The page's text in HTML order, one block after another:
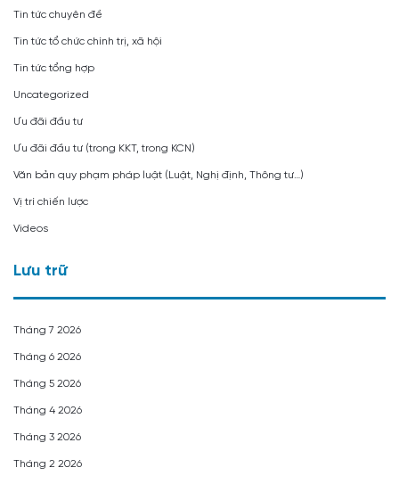
Tin tức chuyên đề
Tin tức tổ chức chính trị, xã hội
Tin tức tổng hợp
Uncategorized
Ưu đãi đầu tư
Ưu đãi đầu tư (trong KKT, trong KCN)
Văn bản quy phạm pháp luật (Luật, Nghị định, Thông tư…)
Vị trí chiến lược
Videos
Lưu trữ
Tháng 7 2026
Tháng 6 2026
Tháng 5 2026
Tháng 4 2026
Tháng 3 2026
Tháng 2 2026